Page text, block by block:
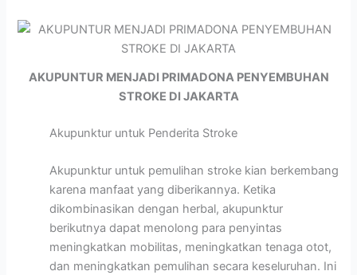
AKUPUNTUR MENJADI PRIMADONA PENYEMBUHAN
STROKE DI JAKARTA
Akupunktur untuk Penderita Stroke
Akupunktur untuk pemulihan stroke kian berkembang
karena manfaat yang diberikannya. Ketika
dikombinasikan dengan herbal, akupunktur
berikutnya dapat menolong para penyintas
meningkatkan mobilitas, meningkatkan tenaga otot,
dan meningkatkan pemulihan secara keseluruhan. Ini